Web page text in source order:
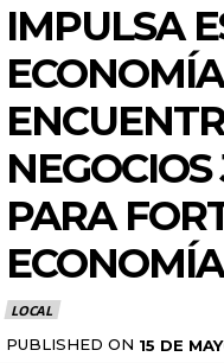
IMPULSA
PARA
LOCAL
PUBLISHED ON 15 DE